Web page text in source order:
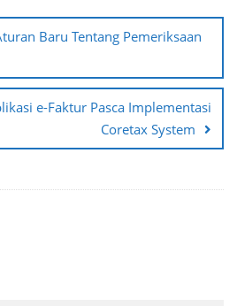
Baru Tentang Pemeriksaan
e-Faktur Pasca Implementasi
Coretax System